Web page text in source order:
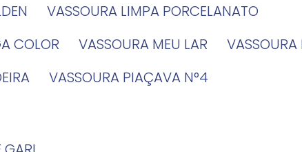
VASSOURA LIMPA PORCELANATO
COLOR VASSOURA MEU LAR
VASSOURA PIAÇAVA N°4